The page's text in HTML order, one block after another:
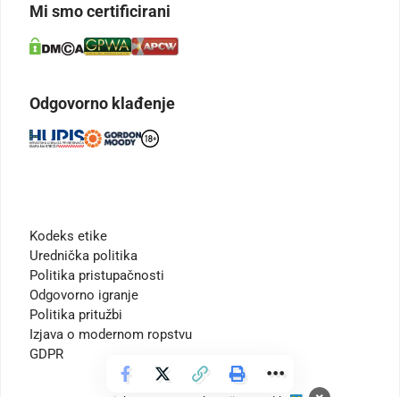
Mi smo certificirani
Odgovorno klađenje
Kodeks etike
Urednička politika
Politika pristupačnosti
Odgovorno igranje
Politika pritužbi
Izjava o modernom ropstvu
GDPR